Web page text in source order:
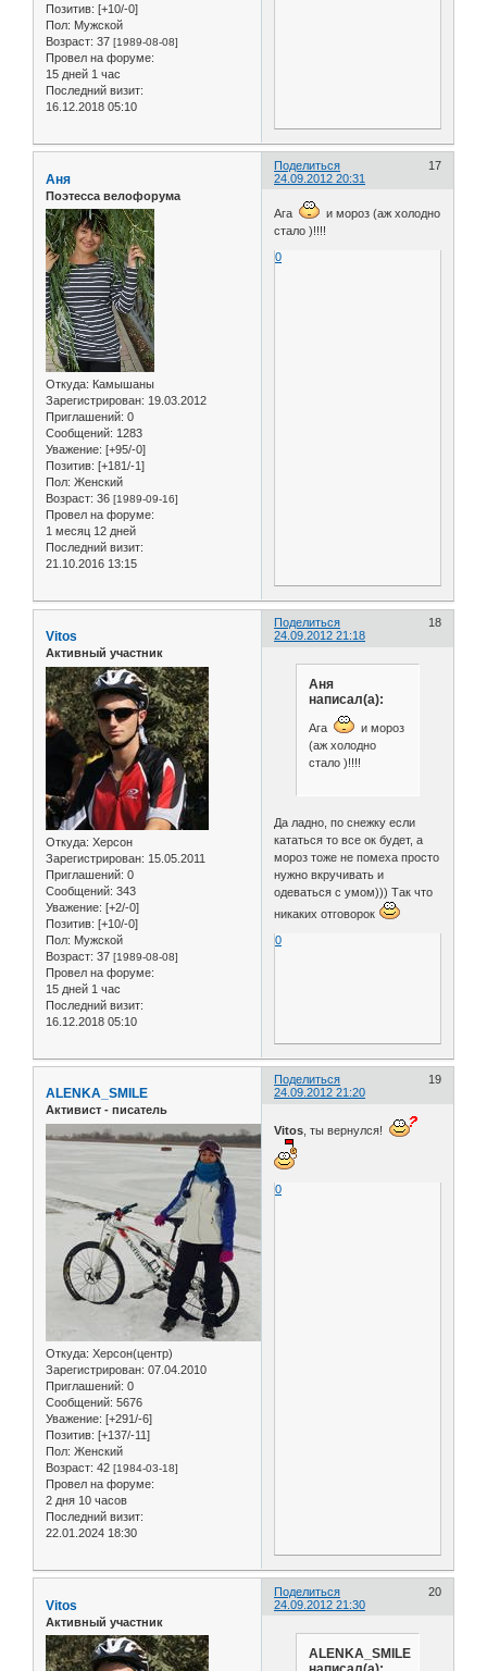
Позитив: [+10/-0]
Пол: Мужской
Возраст: 37 [1989-08-08]
Провел на форуме:
15 дней 1 час
Последний визит:
16.12.2018 05:10
Поделиться
17
24.09.2012 20:31
Аня
Поэтесса велофорума
Откуда: Камышаны
Зарегистрирован: 19.03.2012
Приглашений: 0
Сообщений: 1283
Уважение: [+95/-0]
Позитив: [+181/-1]
Пол: Женский
Возраст: 36 [1989-09-16]
Провел на форуме:
1 месяц 12 дней
Последний визит:
21.10.2016 13:15
Ага
и мороз (аж холодно
стало )!!!!
0
Поделиться
18
24.09.2012 21:18
Vitos
Активный участник
Откуда: Херсон
Зарегистрирован: 15.05.2011
Приглашений: 0
Сообщений: 343
Уважение: [+2/-0]
Позитив: [+10/-0]
Пол: Мужской
Возраст: 37 [1989-08-08]
Провел на форуме:
15 дней 1 час
Последний визит:
16.12.2018 05:10
Аня
написал(а):
Ага
и мороз
(аж холодно
стало )!!!!
Да ладно, по снежку если
кататься то все ок будет, а
мороз тоже не помеха просто
нужно вкручивать и
одеваться с умом))) Так что
никаких отговорок
0
Поделиться
19
24.09.2012 21:20
ALENKA_SMILE
Активист - писатель
Откуда: Херсон(центр)
Зарегистрирован: 07.04.2010
Приглашений: 0
Сообщений: 5676
Уважение: [+291/-6]
Позитив: [+137/-11]
Пол: Женский
Возраст: 42 [1984-03-18]
Провел на форуме:
2 дня 10 часов
Последний визит:
22.01.2024 18:30
Vitos , ты вернулся!
0
Поделиться
20
24.09.2012 21:30
Vitos
Активный участник
ALENKA_SMILE